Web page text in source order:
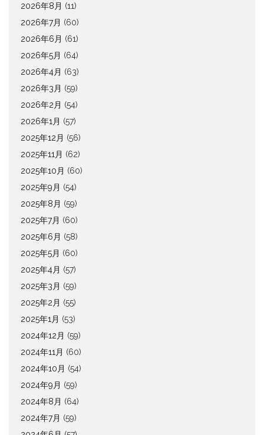
2026年8月 (11)
2026年7月 (60)
2026年6月 (61)
2026年5月 (64)
2026年4月 (63)
2026年3月 (59)
2026年2月 (54)
2026年1月 (57)
2025年12月 (56)
2025年11月 (62)
2025年10月 (60)
2025年9月 (54)
2025年8月 (59)
2025年7月 (60)
2025年6月 (58)
2025年5月 (60)
2025年4月 (57)
2025年3月 (59)
2025年2月 (55)
2025年1月 (53)
2024年12月 (59)
2024年11月 (60)
2024年10月 (54)
2024年9月 (59)
2024年8月 (64)
2024年7月 (59)